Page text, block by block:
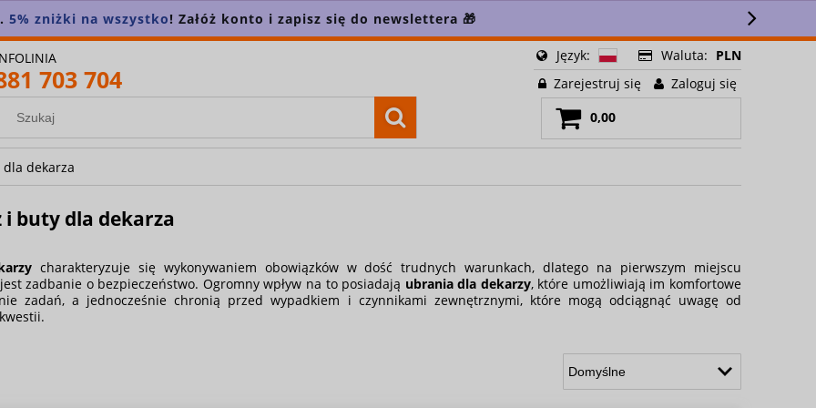
5% zniżki na wszystko! Załóż konto i zapisz się do newslettera 🎁
703 704
Język: Waluta: PLN
Zarejestruj się
Zaloguj się
0,00
dekarza
i buty dla dekarza
charakteryzuje się wykonywaniem obowiązków w dość trudnych warunkach, dlatego na pierwszym miejscu
zadbanie o bezpieczeństwo. Ogromny wpływ na to posiadają ubrania dla dekarzy, które umożliwiają im komfortowe
zadań, a jednocześnie chronią przed wypadkiem i czynnikami zewnętrznymi, które mogą odciągnąć uwagę od